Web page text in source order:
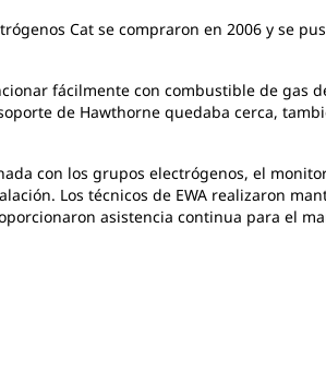
Cat se compraron en 2006 y se
fácilmente con combustible de gas
de Hawthorne quedaba cerca,
con los grupos electrógenos, el
Los técnicos de EWA realizaron
asistencia continua para el